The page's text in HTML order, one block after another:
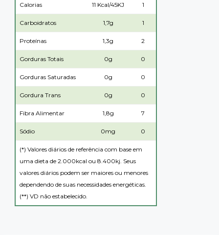
Calorias 11 Kcal/45KJ 1
Carboidratos 1,7g 1
Proteínas 1,3g 2
Gorduras Totais 0g 0
Gorduras Saturadas 0g 0
Gordura Trans 0g 0
Fibra Alimentar 1,8g 7
Sódio 0mg 0
(*) Valores diários de referência com base em
uma dieta de 2.000kcal ou 8.400kj. Seus
valores diários podem ser maiores ou menores
dependendo de suas necessidades energéticas.
(**) VD não estabelecido.